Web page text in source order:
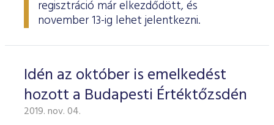
regisztráció már elkezdődött, és
november 13-ig lehet jelentkezni.
Idén az október is emelkedést
hozott a Budapesti Értéktőzsdén
2019. nov. 04.